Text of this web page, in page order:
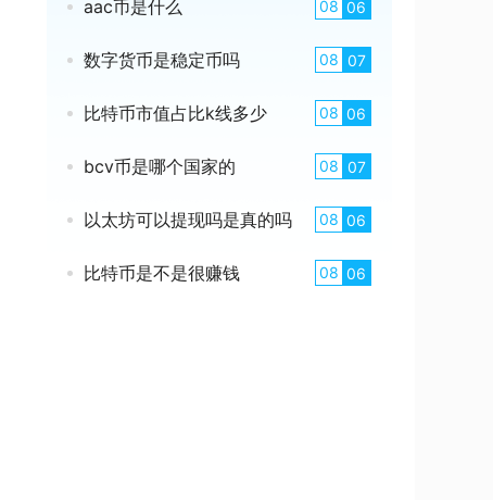
aac币是什么 08 06
数字货币是稳定币吗 08 07
比特币市值占比k线多少 08 06
bcv币是哪个国家的 08 07
以太坊可以提现吗是真的吗 08 06
比特币是不是很赚钱 08 06